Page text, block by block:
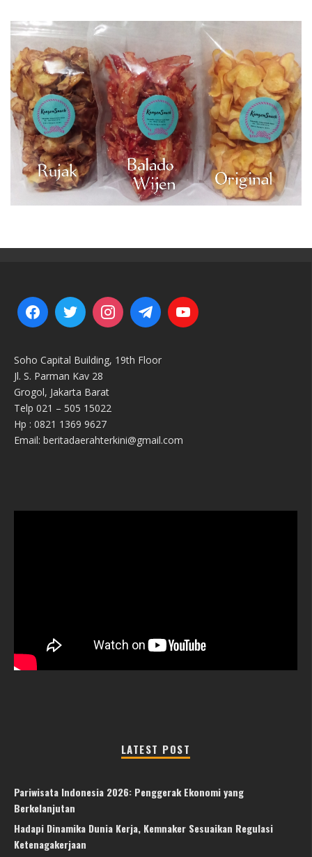
Soho Capital Building, 19th Floor
Jl. S. Parman Kav 28
Grogol, Jakarta Barat
Telp 021 – 505 15022
Hp : 0821 1369 9627
Email: beritadaerahterkini@gmail.com
LATEST POST
Pariwisata Indonesia 2026: Penggerak Ekonomi yang
Berkelanjutan
Hadapi Dinamika Dunia Kerja, Kemnaker Sesuaikan Regulasi
Ketenagakerjaan